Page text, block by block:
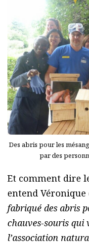
Des abris pour les
par des
Et comment dire
entend Véronique
fabriqué des abris
chauves-souris
l’association